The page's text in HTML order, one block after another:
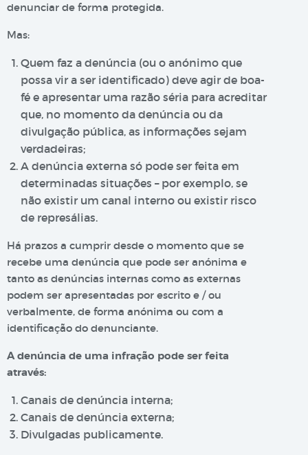
denunciar de forma protegida.
Mas:
Quem faz a denúncia (ou o anónimo que
possa vir a ser identificado) deve agir de boa-
fé e apresentar uma razão séria para acreditar
que, no momento da denúncia ou da
divulgação pública, as informações sejam
verdadeiras;
A denúncia externa só pode ser feita em
determinadas situações – por exemplo, se
não existir um canal interno ou existir risco
de represálias.
Há prazos a cumprir desde o momento que se
recebe uma denúncia que pode ser anónima e
tanto as denúncias internas como as externas
podem ser apresentadas por escrito e / ou
verbalmente, de forma anónima ou com a
identificação do denunciante.
A denúncia de uma infração pode ser feita
através:
Canais de denúncia interna;
Canais de denúncia externa;
Divulgadas publicamente.